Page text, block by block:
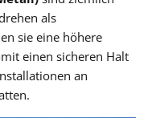
als
sie eine höhere
einen sicheren Halt
an